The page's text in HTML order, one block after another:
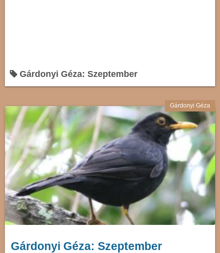
Gárdonyi Géza: Szeptember
Gárdonyi Géza
Gárdonyi Géza: Szeptember